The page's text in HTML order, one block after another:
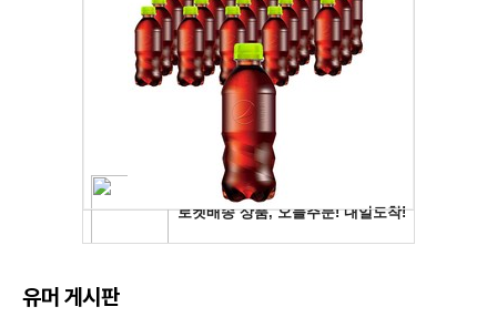
유머 게시판